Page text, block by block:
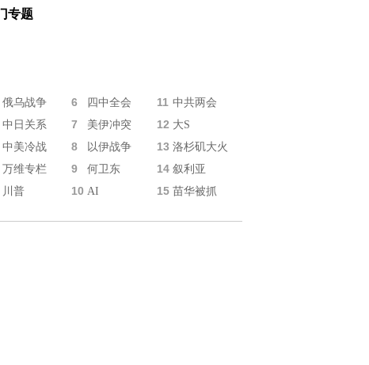
专题
俄乌战争 6 四中全会 11 中共两会
中日关系 7 美伊冲突 12 大S
中美冷战 8 以伊战争 13 洛杉矶大火
万维专栏 9 何卫东 14 叙利亚
川普 10 AI 15 苗华被抓